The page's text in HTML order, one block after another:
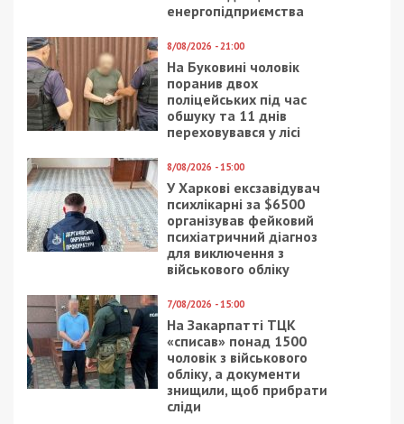
Обшуки та докази
Під час обшуків правоохоронці вилучили
автомат із боєприпасами та мобільний телефон,
що містив листування з російським куратором.
Слідчі повідомили затриманому про підозру за
двома статтями Кримінального кодексу України:
ч. 2 ст. 111 (державна зрада в умовах
воєнного стану);
ч. 3 ст. 15, ст. 258 (замах на вчинення
терористичного акту).
Наразі підозрюваний перебуває під вартою.
Санкції статей передбачають покарання аж до
довічного позбавлення волі з конфіскацією
майна.
Нагадаємо, раніше ми повідомляли про те, що
взято під варту іноземного кілера, який хотів
застрелити високопосадовця ВМС ЗСУ.